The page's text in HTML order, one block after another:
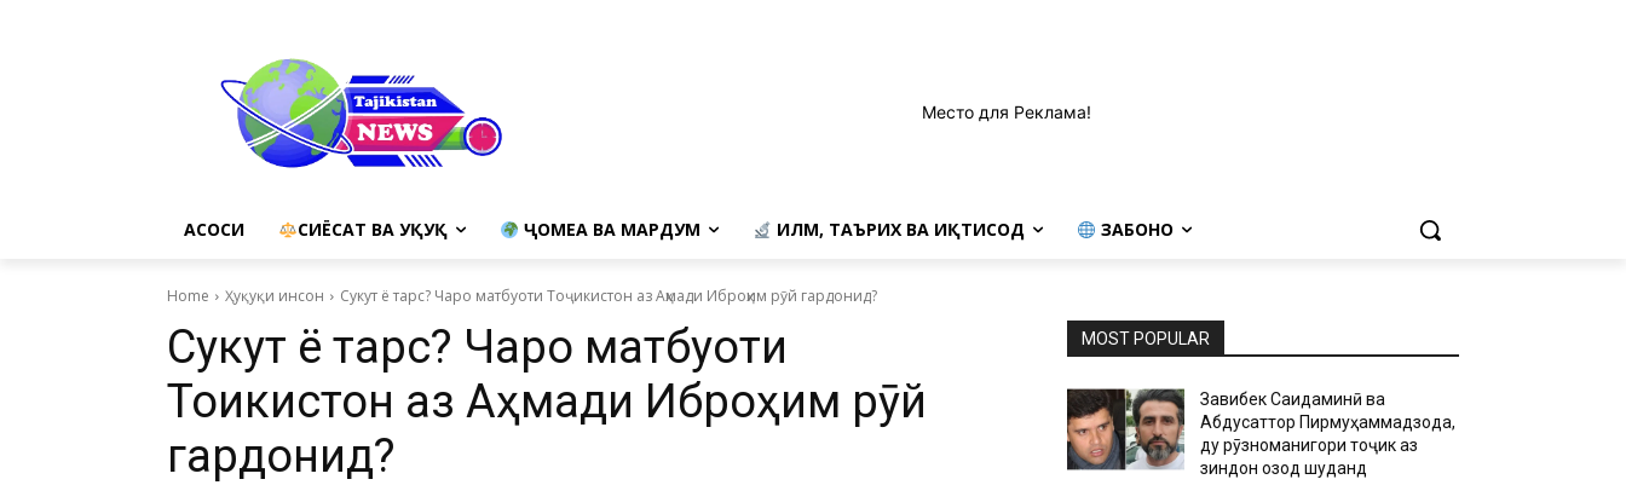
Место для Реклама!
АСОСИ СИЁСАТ ВА ҲУҚУҚ ҶОМЕА ВА МАРДУМ ИЛМ, ТАЪРИХ ВА ИҚТИСОД ЗАБОНҲО
Home Ҳуқуқи инсон Сукут ё тарс? Чаро матбуоти Тоҷикистон аз Аҳмади Иброҳим рӯй гардонид?
Сукут ё тарс? Чаро матбуоти
Тоҷикистон аз Аҳмади Иброҳим рӯй
гардонид?
MOST POPULAR
Завқибек Саидаминӣ ва
Абдусаттор Пирмуҳаммадзода,
ду рӯзноманигори тоҷик аз
зиндон озод шуданд